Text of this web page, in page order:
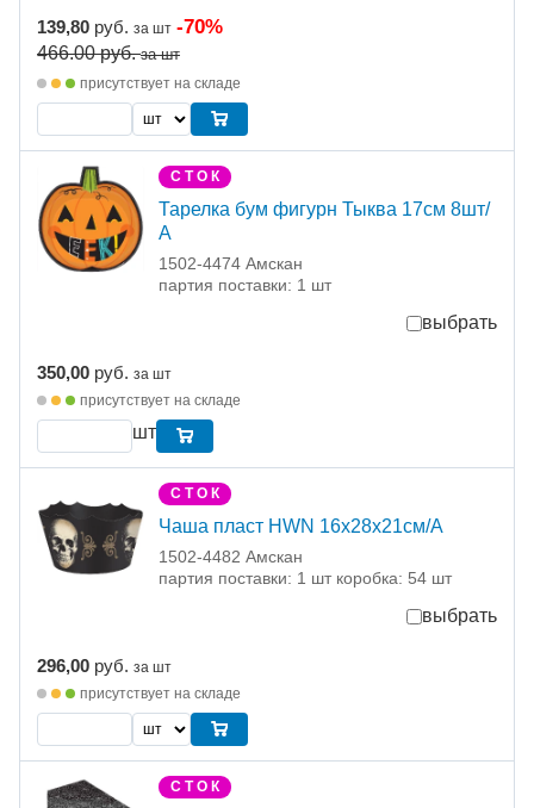
139,80 руб. за шт -70%
466.00руб. за шт
присутствует на складе
С Т О К
Тарелка бум фигурн Тыква 17см 8шт/
А
1502-4474 Амскан
партия поставки: 1 шт
выбрать
350,00 руб. за шт
присутствует на складе
шт
С Т О К
Чаша пласт HWN 16x28x21см/А
1502-4482 Амскан
партия поставки: 1 шт коробка: 54 шт
выбрать
296,00 руб. за шт
присутствует на складе
С Т О К